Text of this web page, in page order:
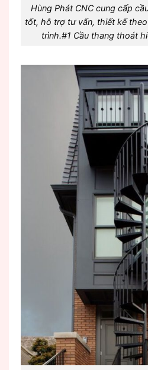
Hùng Phát CNC cung cấp
tốt, hỗ trợ tư vấn, thiết kế
trình.#1 Cầu thang thoát